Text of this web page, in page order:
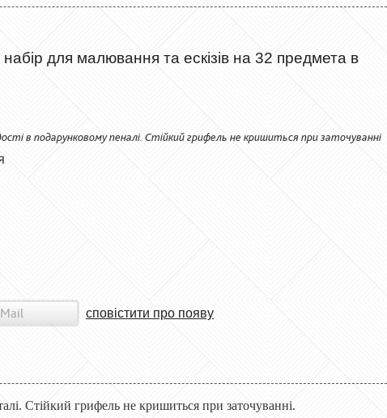
для малювання та ескізів на 32 предмета в
в подарунковому пеналі. Стійкий грифель не кришиться при заточуванні
сповістити про появу
Стійкий грифель не кришиться при заточуванні.